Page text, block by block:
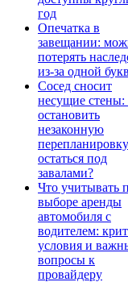
год
Опечатка в
завещании:
потерять
из-за одной
Сосед сносит
несущие стены:
остановить
незаконную
остаться под
завалами?
Что учитывать
выборе аренды
автомобиля с
водителем:
условия и
вопросы к
провайдеру